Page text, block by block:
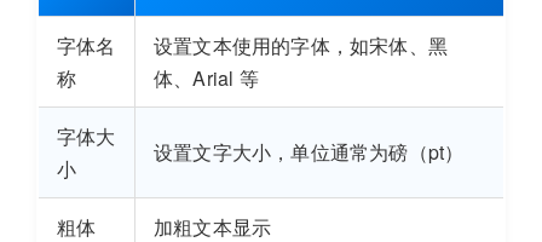
字体名
称
设置文本使用的字体，如宋体、黑
体、Arial 等
字体大
小
设置文字大小，单位通常为磅（pt）
粗体 加粗文本显示